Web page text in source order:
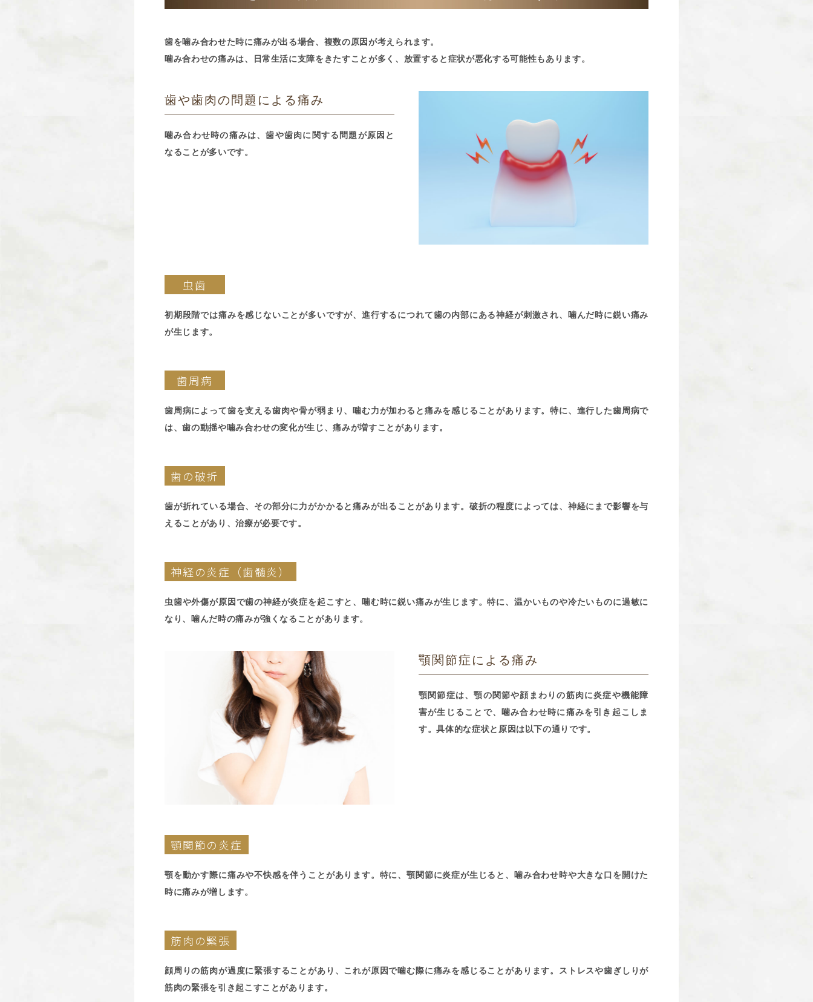
歯を噛み合わせた時に痛みが出る場合、複数の原因が考えられます。
噛み合わせの痛みは、日常生活に支障をきたすことが多く、放置すると症状が悪化する可能性もあります。
歯や歯肉の問題による痛み
噛み合わせ時の痛みは、歯や歯肉に関する問題が原因と
なることが多いです。
虫歯
初期段階では痛みを感じないことが多いですが、進行するにつれて歯の内部にある神経が刺激され、噛んだ時に鋭い痛み
が生じます。
歯周病
歯周病によって歯を支える歯肉や骨が弱まり、噛む力が加わると痛みを感じることがあります。特に、進行した歯周病で
は、歯の動揺や噛み合わせの変化が生じ、痛みが増すことがあります。
歯の破折
歯が折れている場合、その部分に力がかかると痛みが出ることがあります。破折の程度によっては、神経にまで影響を与
えることがあり、治療が必要です。
神経の炎症（歯髄炎）
虫歯や外傷が原因で歯の神経が炎症を起こすと、噛む時に鋭い痛みが生じます。特に、温かいものや冷たいものに過敏に
なり、噛んだ時の痛みが強くなることがあります。
顎関節症による痛み
顎関節症は、顎の関節や顔まわりの筋肉に炎症や機能障
害が生じることで、噛み合わせ時に痛みを引き起こしま
す。具体的な症状と原因は以下の通りです。
顎関節の炎症
顎を動かす際に痛みや不快感を伴うことがあります。特に、顎関節に炎症が生じると、噛み合わせ時や大きな口を開けた
時に痛みが増します。
筋肉の緊張
顔周りの筋肉が過度に緊張することがあり、これが原因で噛む際に痛みを感じることがあります。ストレスや歯ぎしりが
筋肉の緊張を引き起こすことがあります。